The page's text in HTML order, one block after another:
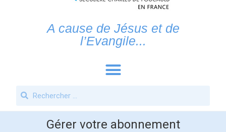
A cause de Jésus et de
l’Evangile...
Gérer votre abonnement